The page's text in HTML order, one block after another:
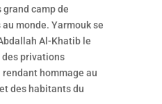
grand camp de
monde. Yarmouk se
Al-Khatib le
privations
hommage au
des habitants du